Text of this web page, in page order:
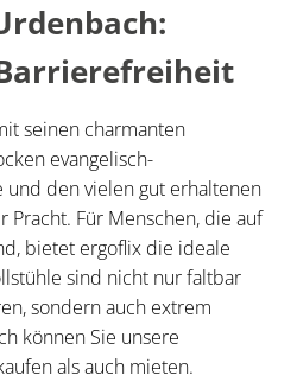
seinen charmanten
evangelisch-
und den vielen gut erhaltenen
Pracht. Für Menschen, die auf
bietet ergoflix die ideale
sind nicht nur faltbar
sondern auch extrem
können Sie unsere
als auch mieten.